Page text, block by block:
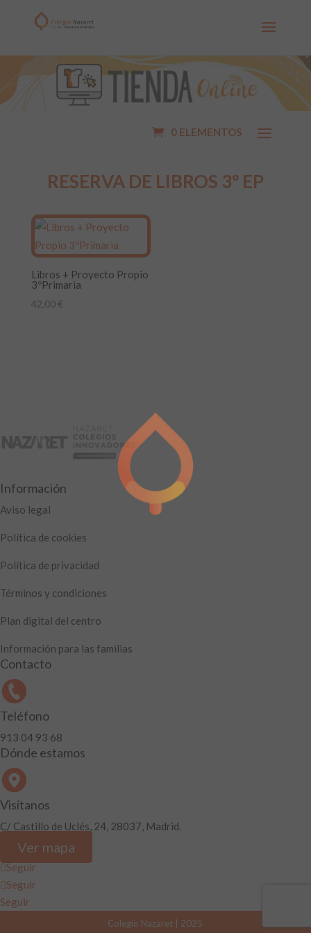
0 ELEMENTOS
RESERVA DE LIBROS 3º EP
Libros + Proyecto Propio
3ºPrimaria
42,00 €
Información
Aviso legal
Política de cookies
Política de privacidad
Términos y condiciones
Plan digital del centro
Información para las familias
Contacto
Teléfono
913 04 93 68
Dónde estamos
Visítanos
C/ Castillo de Uclés, 24, 28037, Madrid.
Ver mapa
Seguir
Seguir
Seguir
Colegio Nazaret | 2025